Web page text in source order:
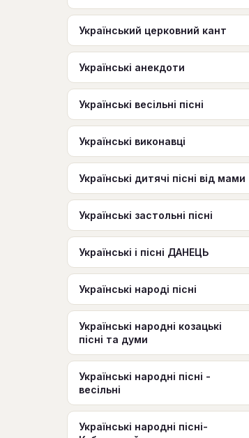
Український церковний кант
Українські анекдоти
Українські весільні пісні
Українські виконавці
Українські дитячі пісні від мами
Українські застольні пісні
Українські і пісні ДАНЕЦЬ
Українські народі пісні
Українські народні козацькі
пісні та думи
Українські народні пісні -
весільні
Українські народні пісні-